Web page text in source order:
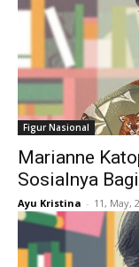
Figur Nasional
Marianne
Sosialnya
Ayu Kristina - 11, May,